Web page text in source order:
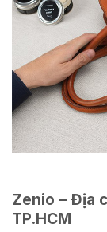
Zenio – Địa
TP.HCM